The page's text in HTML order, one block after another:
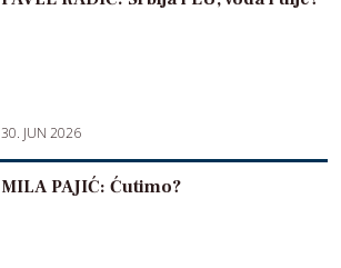
30. JUN 2026
MILA PAJIĆ: Ćutimo?